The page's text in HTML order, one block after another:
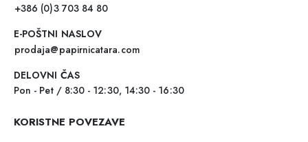
+386 (0)3 703 84 80
E-POŠTNI NASLOV
prodaja@papirnicatara.com
DELOVNI ČAS
Pon - Pet / 8:30 - 12:30, 14:30 - 16:30
KORISTNE POVEZAVE